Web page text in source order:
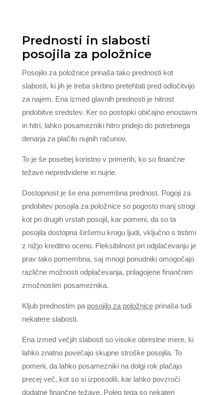
Prednosti in slabosti
posojila za položnice
Posojilo za položnice prinaša tako prednosti kot
slabosti, ki jih je treba skrbno pretehtati pred odločitvijo
za najem. Ena izmed glavnih prednosti je hitrost
pridobitve sredstev. Ker so postopki običajno enostavni
in hitri, lahko posamezniki hitro pridejo do potrebnega
denarja za plačilo nujnih računov.
To je še posebej koristno v primerih, ko so finančne
težave nepredvidene in nujne.
Dostopnost je še ena pomembna prednost. Pogoji za
pridobitev posojila za položnice so pogosto manj strogi
kot pri drugih vrstah posojil, kar pomeni, da so ta
posojila dostopna širšemu krogu ljudi, vključno s tistimi
z nižjo kreditno oceno. Fleksibilnost pri odplačevanju je
prav tako pomembna, saj mnogi ponudniki omogočajo
različne možnosti odplačevanja, prilagojene finančnim
zmožnostim posameznika.
Kljub prednostim pa posojilo za položniceprinaša tudi
nekatere slabosti.
Ena izmed večjih slabosti so visoke obrestne mere, ki
lahko znatno povečajo skupne stroške posojila. To
pomeni, da lahko posamezniki na dolgi rok plačajo
precej več, kot so si izposodili, kar lahko povzroči
dodatne finančne težave. Poleg tega so nekateri